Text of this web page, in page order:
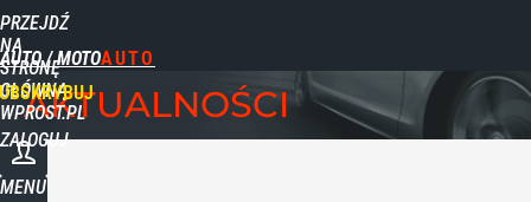
PRZEJDŹ
NA
STRONĘ
GŁÓWNĄ
WPROST.PL
AUTO / MOTO
ZALOGUJ
MENU
AKTUALNOŚCI